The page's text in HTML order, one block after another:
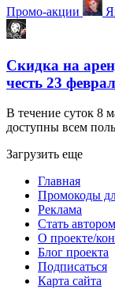
Промо-акции
Скидка на
честь 23
В течение суток 8
доступны всем
Загрузить еще
Главная
Промокоды
Реклама
Стать автором
О проекте/
Блог проекта
Подписаться
Карта сайта